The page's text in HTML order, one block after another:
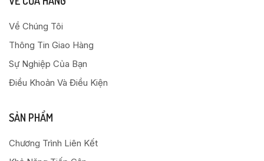
Về Chúng Tôi
Thông Tin Giao Hàng
Sự Nghiệp Của Bạn
Điều Khoản Và Điều Kiện
SẢN PHẨM
Chương Trình Liên Kết